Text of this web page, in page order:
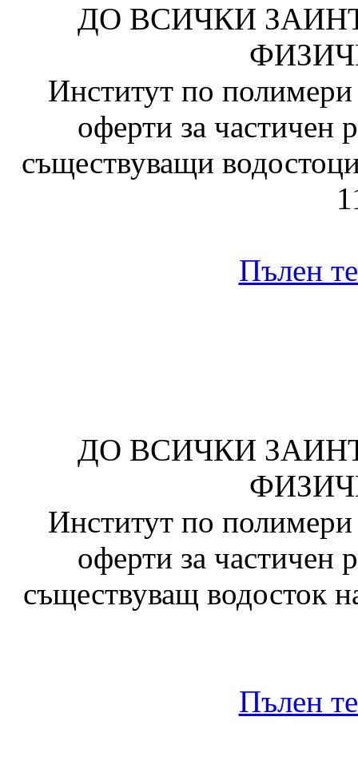
ДО ВСИЧКИ
Институт по
оферти за частичен
съществуващи
Пълен
ДО ВСИЧКИ
Институт по
оферти за частичен
съществуващ водосток
Пълен